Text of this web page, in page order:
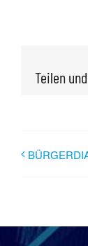
Teilen